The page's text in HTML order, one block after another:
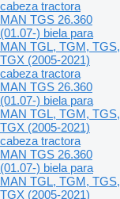
cabeza tractora
MAN TGS 26.360
(01.07-) biela para
MAN TGL, TGM, TGS,
TGX (2005-2021)
cabeza tractora
MAN TGS 26.360
(01.07-) biela para
MAN TGL, TGM, TGS,
TGX (2005-2021)
cabeza tractora
MAN TGS 26.360
(01.07-) biela para
MAN TGL, TGM, TGS,
TGX (2005-2021)